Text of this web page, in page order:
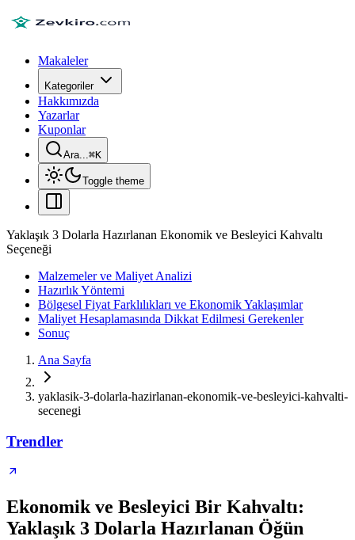
Makaleler
Kategoriler
Hakkımızda
Yazarlar
Kuponlar
Ara...⌘K
Toggle theme
Yaklaşık 3 Dolarla Hazırlanan Ekonomik ve Besleyici Kahvaltı
Seçeneği
Malzemeler ve Maliyet Analizi
Hazırlık Yöntemi
Bölgesel Fiyat Farklılıkları ve Ekonomik Yaklaşımlar
Maliyet Hesaplamasında Dikkat Edilmesi Gerekenler
Sonuç
Ana Sayfa
yaklasik-3-dolarla-hazirlanan-ekonomik-ve-besleyici-kahvalti-
secenegi
Trendler
Ekonomik ve Besleyici Bir Kahvaltı:
Yaklaşık 3 Dolarla Hazırlanan Öğün